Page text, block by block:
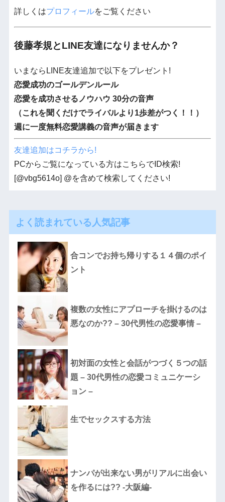
詳しくはプロフィールをご覧ください
後藤孝規とLINE友達になりませんか？
いまならLINE友達追加で以下をプレゼント!
恋愛成功のゴールデンルール
恋愛を成功させるノウハウ 30分の音声
（これを聞くだけでライバルより1歩差がつく！！）
週に一度無料恋愛講義の音声が届きます
友達追加はコチラから!
PCからご覧になっている方はこちらでID検索!
[@vbg5614o] @を含めて検索してください!
よく読まれている人気記事
合コンでお持ち帰りする１４個のポイ
ント
複数の女性にアプローチを掛けるのは
悪なのか?? – 30代男性の恋愛事情 –
初対面の女性と会話がつづく５つの話
題 – 30代男性の恋愛コミュニケーシ
ョン –
生でセックスする方法
ナンパが出来ない男がリアルに出会い
を作るには?? -大阪編-